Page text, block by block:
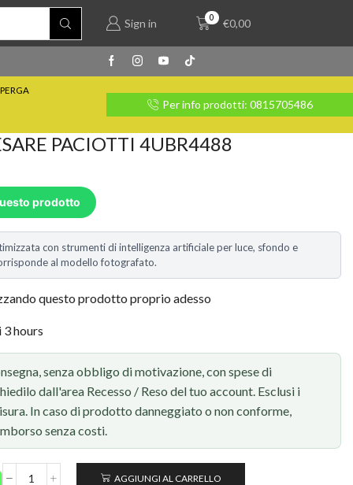
Sign in 0 €0,00
Per info prodotti: 0815705486
PACIOTTI 4UBR4488
prodotto
con strumenti di intelligenza artificiale per luce, sfondo e
al modello fotografato.
questo prodotto proprio adesso
hours
senza obbligo di motivazione, con spese di
dall'area Recesso / Reso del tuo account. Esclusi i
In caso di prodotto danneggiato o non conforme,
senza costi.
AGGIUNGI AL CARRELLO